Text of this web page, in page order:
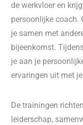
de werkvloer en
persoonlijke coach.
je samen met
bijeenkomst.
je aan je
ervaringen uit met
De trainingen
leiderschap,